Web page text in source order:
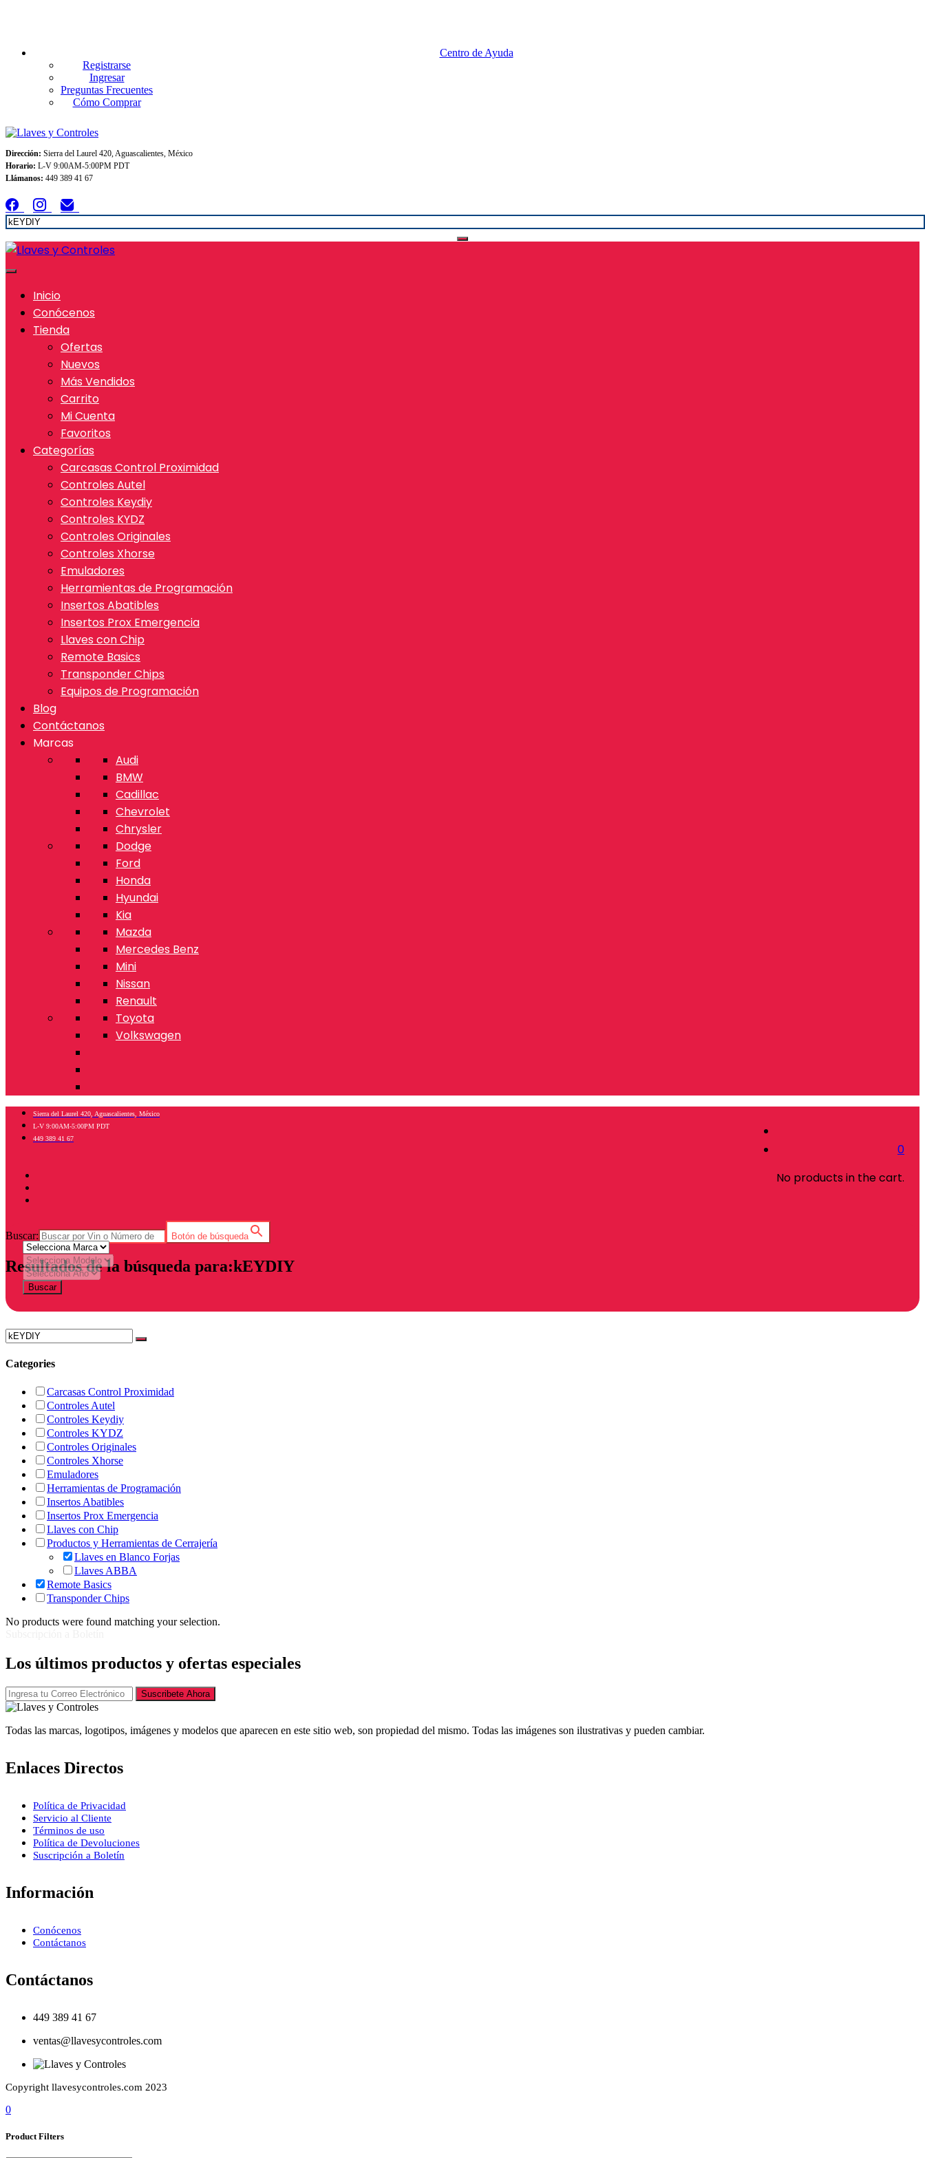
Centro de Ayuda
Registrarse
Ingresar
Preguntas Frecuentes
Cómo Comprar
Dirección: Sierra del Laurel 420, Aguascalientes, México
Horario: L-V 9:00AM-5:00PM PDT
Llámanos: 449 389 41 67
Inicio
Conócenos
Tienda
Ofertas
Nuevos
Más Vendidos
Carrito
Mi Cuenta
Favoritos
Categorías
Carcasas Control Proximidad
Controles Autel
Controles Keydiy
Controles KYDZ
Controles Originales
Controles Xhorse
Emuladores
Herramientas de Programación
Insertos Abatibles
Insertos Prox Emergencia
Llaves con Chip
Remote Basics
Transponder Chips
Equipos de Programación
Blog
Contáctanos
Marcas
Audi
BMW
Cadillac
Chevrolet
Chrysler
Dodge
Ford
Honda
Hyundai
Kia
Mazda
Mercedes Benz
Mini
Nissan
Renault
Toyota
Volkswagen
0
No products in the cart.
Sierra del Laurel 420, Aguascalientes, México
L-V 9:00AM-5:00PM PDT
449 389 41 67
Buscar: Botón de búsqueda
Resultados de la búsqueda para:kEYDIY
Buscar
Categories
Carcasas Control Proximidad
Controles Autel
Controles Keydiy
Controles KYDZ
Controles Originales
Controles Xhorse
Emuladores
Herramientas de Programación
Insertos Abatibles
Insertos Prox Emergencia
Llaves con Chip
Productos y Herramientas de Cerrajería
Llaves en Blanco Forjas
Llaves ABBA
Remote Basics
Transponder Chips
No products were found matching your selection.
Los últimos productos y ofertas especiales
Suscribete Ahora
Todas las marcas, logotipos, imágenes y modelos que aparecen en este sitio web, son propiedad del mismo. Todas las imágenes son ilustrativas y pueden cambiar.
Enlaces Directos
Política de Privacidad
Servicio al Cliente
Términos de uso
Política de Devoluciones
Suscripción a Boletín
Información
Conócenos
Contáctanos
Contáctanos
449 389 41 67
ventas@llavesycontroles.com
Copyright llavesycontroles.com 2023
0
Product Filters